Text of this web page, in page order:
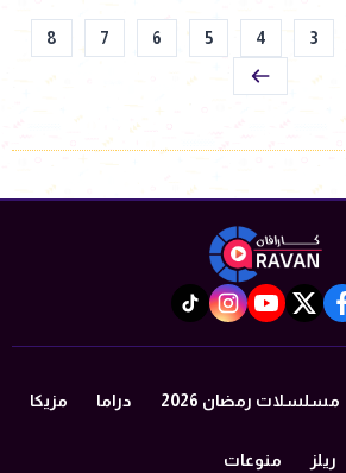
3
4
5
6
7
8
facebook
twitter
youtube
instagram
tiktok
مسلسلات رمضان 2026 دراما مزيكا
ريلز منوعات